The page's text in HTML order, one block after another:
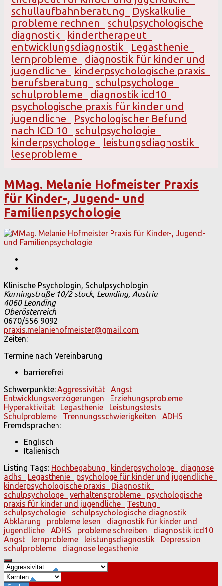
schullaufbahnberatung
Dyskalkulie
probleme rechnen
schulpsychologische
diagnostik
kindertherapeut
entwicklungsdiagnostik
Legasthenie
lernprobleme
diagnostik für kinder und
jugendliche
kinderpsychologische praxis
berufsberatung
schulpsychologe
schulprobleme
diagnostik icd10
psychologische praxis für kinder und
jugendliche
Psychologischer Befund
nach ICD 10
schulpsychologie
kinderpsychologe
leistungsdiagnostik
leseprobleme
MMag. Melanie Hofmeister Praxis
für Kinder-, Jugend- und
Familienpsychologie
Klinische Psychologin, Schulpsychologin
Karningstraße 10/2 stock, Leonding, Austria
4060 Leonding
Oberösterreich
0670/556 9092
praxis.melaniehofmeister@gmail.com
Zeiten:
Termine nach Vereinbarung
barrierefrei
Schwerpunkte: Aggressivität
Angst
Entwicklungsverzögerungen
Erziehungsprobleme
Hyperaktivität
Legasthenie
Leistungstests
Schulprobleme
Trennungsschwierigkeiten
ADHS
Fremdsprachen:
Englisch
Italienisch
Listing Tags: Hochbegabung kinderpsychologe
diagnose
adhs
Legasthenie
psychologe für kinder und jugendliche
kinderpsychologische praxis
Diagnostik
schulpsychologe
verhaltensprobleme
psychologische
praxis für kinder und jugendliche
Testung
schulpsychologie
schulpsychologische diagnostik
Abklärung
probleme lesen
diagnostik für kinder und
jugendliche
ADHS probleme schreiben
diagnostik icd10
Angst
lernprobleme leistungsdiagnostik
Depression
schulprobleme
diagnose legasthenie